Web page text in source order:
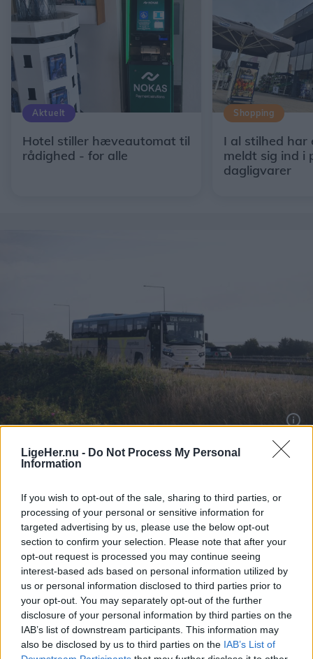
LigeHer.nu - Do Not Process My Personal
Information
If you wish to opt-out of the sale, sharing to third parties, or
processing of your personal or sensitive information for
targeted advertising by us, please use the below opt-out
section to confirm your selection. Please note that after your
opt-out request is processed you may continue seeing
interest-based ads based on personal information utilized by
us or personal information disclosed to third parties prior to
your opt-out. You may separately opt-out of the further
disclosure of your personal information by third parties on the
IAB’s list of downstream participants. This information may
also be disclosed by us to third parties on the IAB’s List of
Aktuelt
Hotel stiller hæveautomat til
rådighed - for alle
Shopping
I al stilhed har
meldt sig ind i
dagligvarer
Nordjyllands Trafikselskab mangler
tocifret millionbeløb
Simon Jensen
Journalist
Følg os på Discover
06. august 2026 kl. 08.00
NORDJYLLAND: Stigende brændstofpriser og
færre unge der vælger busser og tog til, udfordrer
Nordjyllands Trafikselskab.